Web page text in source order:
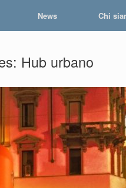
News Chi
Hub urbano